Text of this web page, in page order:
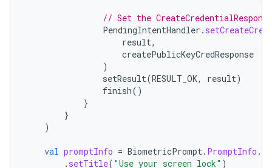
// Set the
PendingIntentHandler .
result,
createPublicKeyCredResponse
)
setResult(RESULT_OK, result)
finish()
}
}
)
val promptInfo = BiometricPrompt. PromptInfo .
. setTitle( "Use your screen lock" )